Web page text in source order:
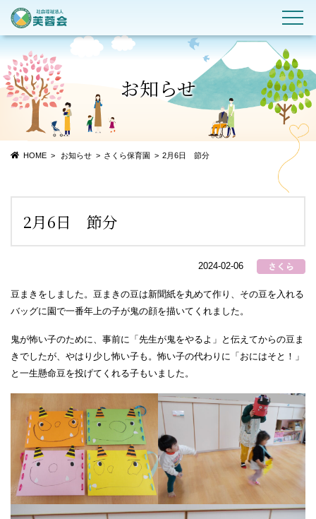
お知らせ
HOME お知らせ さくら保育園 2月6日 節分
2月6日 節分
2024-02-06
豆まきをしました。豆まきの豆は新聞紙を丸めて作り、その豆を入れる
バッグに園で一番年上の子が鬼の顔を描いてくれました。
鬼が怖い子のために、事前に「先生が鬼をやるよ」と伝えてからの豆ま
きでしたが、やはり少し怖い子も。怖い子の代わりに「おにはそと！」
と一生懸命豆を投げてくれる子もいました。